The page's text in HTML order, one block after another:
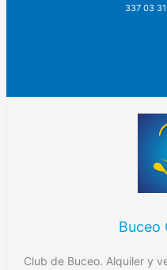
337 03
Buceo
Club de Buceo. Alquiler y